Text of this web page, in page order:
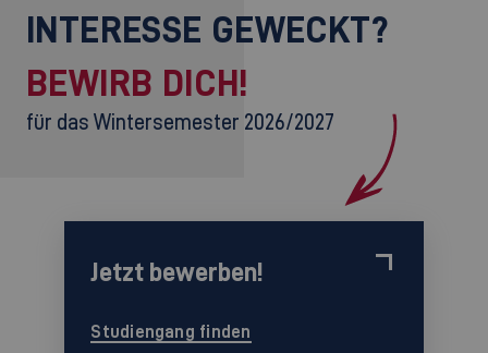
INTERESSE GEWECKT?
BEWIRB DICH!
für das Wintersemester 2026/2027
Jetzt bewerben!
Studiengang finden